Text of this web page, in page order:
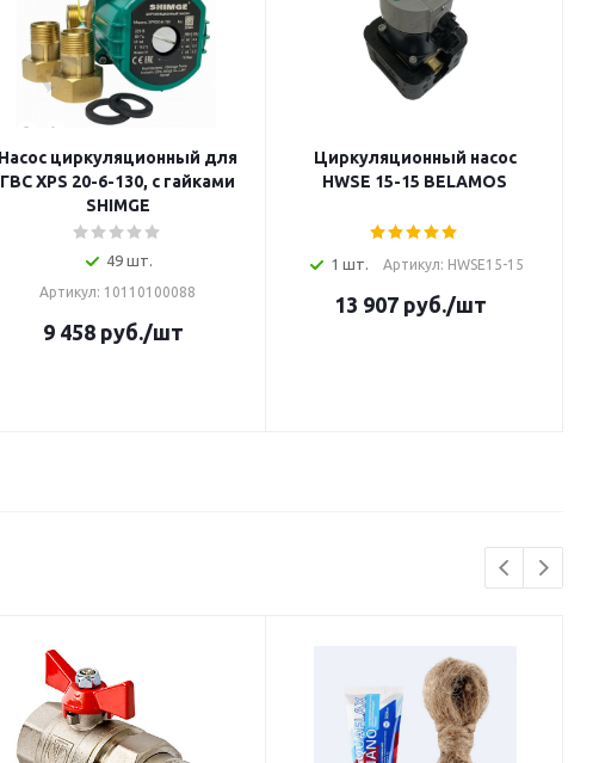
Насос циркуляционный для
ГВС XPS 20-6-130, с гайками
SHIMGE
49 шт.
Артикул: 10110100088
9 458 руб./шт
Циркуляционный насос
HWSE 15-15 BELAMOS
1 шт. Артикул: HWSE15-15
13 907 руб./шт